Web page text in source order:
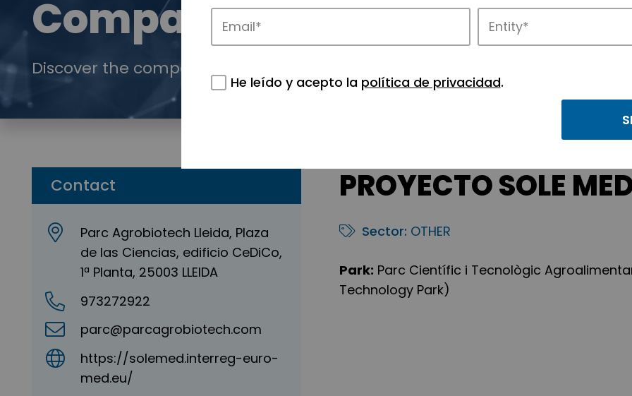
Companies
Discover the companies that drive innovation in APTE’s parks.
Contact
Parc Agrobiotech Lleida, Plaza
de las Ciencias, edificio CeDiCo,
1ª Planta, 25003 LLEIDA
973272922
parc@parcagrobiotech.com
https://solemed.interreg-euro-
med.eu/
PROYECTO SOLE
Sector: OTHER
Park: Parc Científic i Tecnològic
Technology Park)
He leído y acepto la política de privacidad.